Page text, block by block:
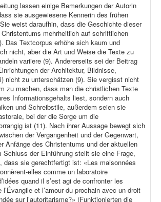
lassen einige Bemerkungen der Autorin
sie ausgewiesene Kennerin des frühen
weist daraufhin, dass die Geschichte dieser
mehrheitlich auf schriftlichen
Das Textcorpus erhöhe sich kaum und
nicht, aber die Art und Weise die Texte zu
variiere (9). Andererseits sei der Beitrag
der Architektur, Bildnisse,
nicht zu unterschätzen (9). Sie vergisst nicht
zu machen, dass man die christlichen Texte
Informationsgehalts liest, sondern auch
und Schreibstile, außerdem seien sie
bei der die Sorge um die
ist (11). Nach ihrer Aussage bewegt sich
der Vergangenheit und der Gegenwart,
Anfänge des Christentums und der aktuellen
Schluss der Einführung stellt sie eine Frage,
dass sie gerechtfertigt ist: «Les maisonnées
elles comme un laboratoire
quand il s’est agi de confronter les
et l’amour du prochain avec un droit
sur l’autoritarisme?» (Funktionierten die